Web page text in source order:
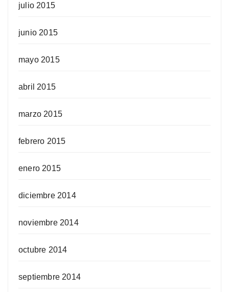
julio 2015
junio 2015
mayo 2015
abril 2015
marzo 2015
febrero 2015
enero 2015
diciembre 2014
noviembre 2014
octubre 2014
septiembre 2014